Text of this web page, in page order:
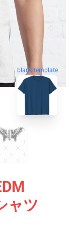
blank template
ャツ